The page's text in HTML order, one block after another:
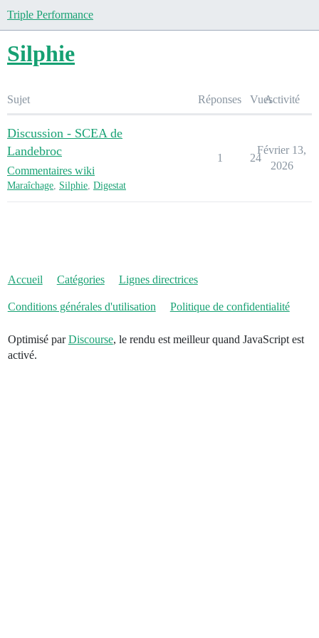
Triple Performance
Silphie
Sujet Réponses VuesActivité
Discussion - SCEA de
Landebroc
Commentaires wiki
Maraîchage, Silphie, Digestat
1 24
Février 13,
2026
Accueil Catégories Lignes directrices
Conditions générales d'utilisation Politique de confidentialité
Optimisé parDiscourse, le rendu est meilleur quand JavaScript est
activé.